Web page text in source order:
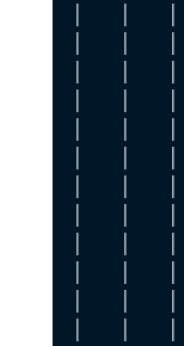
│   │   │
│   │
│   │   │
│   │   │
│   │   │
│   │   │
│   │   │
│   │   │
│   │   │
│   │   │
│   │
│   │   │